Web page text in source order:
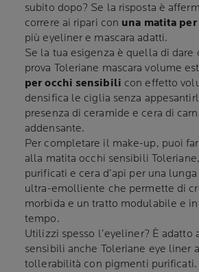
subito dopo? Se la risposta è
correre ai ripari con una matita
più eyeliner e mascara adatti.
Se la tua esigenza è quella di dare
prova Toleriane mascara volume
per occhi sensibili con effetto
densifica le ciglia senza
presenza di ceramide e cera di
addensante.
Per completare il make-up, puoi
alla matita occhi sensibili
purificati e cera d’api per una
ultra-emolliente che permette di
morbida e un tratto modulabile e
tempo.
Utilizzi spesso l’eyeliner? È adatto
sensibili anche Toleriane eye liner
tollerabilità con pigmenti purificati.